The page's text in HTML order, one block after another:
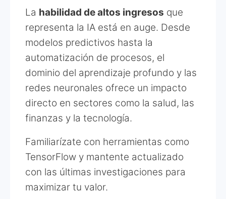
La habilidad de altos ingresos que
representa la IA está en auge. Desde
modelos predictivos hasta la
automatización de procesos, el
dominio del aprendizaje profundo y las
redes neuronales ofrece un impacto
directo en sectores como la salud, las
finanzas y la tecnología.
Familiarízate con herramientas como
TensorFlow y mantente actualizado
con las últimas investigaciones para
maximizar tu valor.